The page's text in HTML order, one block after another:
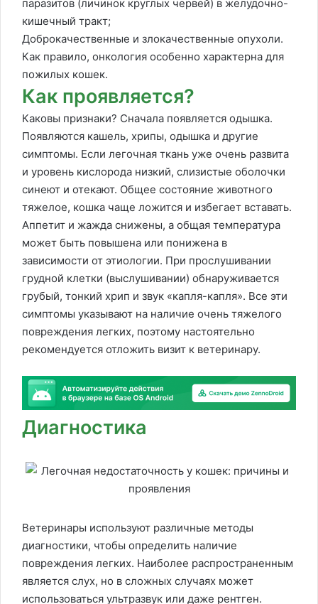
паразитов (личинок круглых червей) в желудочно-
кишечный тракт;
Доброкачественные и злокачественные опухоли.
Как правило, онкология особенно характерна для
пожилых кошек.
Как проявляется?
Каковы признаки? Сначала появляется одышка.
Появляются кашель, хрипы, одышка и другие
симптомы. Если легочная ткань уже очень развита
и уровень кислорода низкий, слизистые оболочки
синеют и отекают. Общее состояние животного
тяжелое, кошка чаще ложится и избегает вставать.
Аппетит и жажда снижены, а общая температура
может быть повышена или понижена в
зависимости от этиологии. При прослушивании
грудной клетки (выслушивании) обнаруживается
грубый, тонкий хрип и звук «капля-капля». Все эти
симптомы указывают на наличие очень тяжелого
повреждения легких, поэтому настоятельно
рекомендуется отложить визит к ветеринару.
Диагностика
Ветеринары используют различные методы
диагностики, чтобы определить наличие
повреждения легких. Наиболее распространенным
является слух, но в сложных случаях может
использоваться ультразвук или даже рентген.